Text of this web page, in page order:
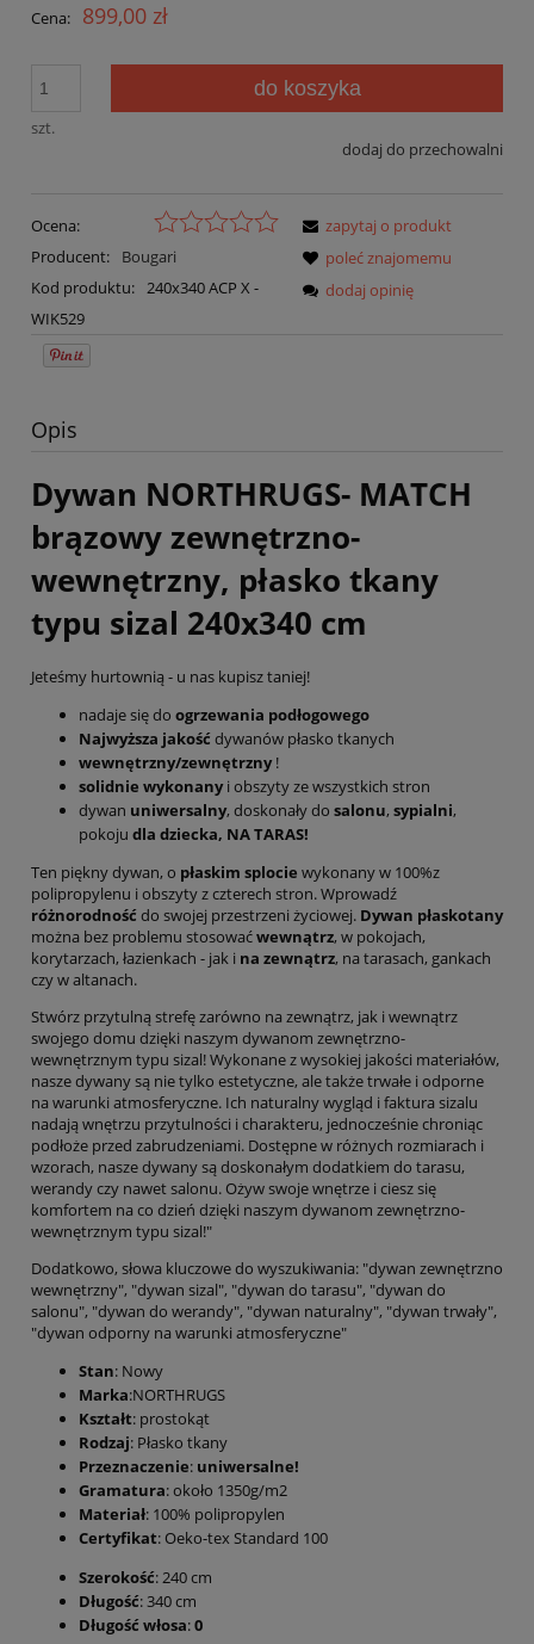
Cena: 899,00 zł
szt.
do koszyka
dodaj do przechowalni
Ocena:
Producent:
Bougari
Kod produktu: 240x340 ACP X -
WIK529
zapytaj o produkt
poleć znajomemu
dodaj opinię
Opis
Dywan NORTHRUGS- MATCH
brązowy zewnętrzno-
wewnętrzny, płasko tkany
typu sizal 240x340 cm
Jeteśmy hurtownią - u nas kupisz taniej!
nadaje się do ogrzewania podłogowego
Najwyższa jakość dywanów płasko tkanych
wewnętrzny/zewnętrzny!
solidnie wykonanyi obszyty ze wszystkich stron
dywan uniwersalny, doskonały do salonu, sypialni,
pokoju dla dziecka, NA TARAS!
Ten piękny dywan, o płaskim splocie wykonany w 100%z
polipropylenu i obszyty z czterech stron. Wprowadź
różnorodność do swojej przestrzeni życiowej. Dywan płaskotany
można bez problemu stosowaćwewnątrz, w pokojach,
korytarzach, łazienkach - jak i na zewnątrz, na tarasach, gankach
czy w altanach.
Stwórz przytulną strefę zarówno na zewnątrz, jak i wewnątrz
swojego domu dzięki naszym dywanom zewnętrzno-
wewnętrznym typu sizal! Wykonane z wysokiej jakości materiałów,
nasze dywany są nie tylko estetyczne, ale także trwałe i odporne
na warunki atmosferyczne. Ich naturalny wygląd i faktura sizalu
nadają wnętrzu przytulności i charakteru, jednocześnie chroniąc
podłoże przed zabrudzeniami. Dostępne w różnych rozmiarach i
wzorach, nasze dywany są doskonałym dodatkiem do tarasu,
werandy czy nawet salonu. Ożyw swoje wnętrze i ciesz się
komfortem na co dzień dzięki naszym dywanom zewnętrzno-
wewnętrznym typu sizal!"
Dodatkowo, słowa kluczowe do wyszukiwania: "dywan zewnętrzno
wewnętrzny", "dywan sizal", "dywan do tarasu", "dywan do
salonu", "dywan do werandy", "dywan naturalny", "dywan trwały",
"dywan odporny na warunki atmosferyczne"
Stan: Nowy
Marka:NORTHRUGS
Kształt: prostokąt
Rodzaj: Płasko tkany
Przeznaczenie: uniwersalne!
Gramatura: około 1350g/m2
Materiał: 100% polipropylen
Certyfikat: Oeko-tex Standard 100
Szerokość: 240 cm
Długość: 340 cm
Długość włosa:0